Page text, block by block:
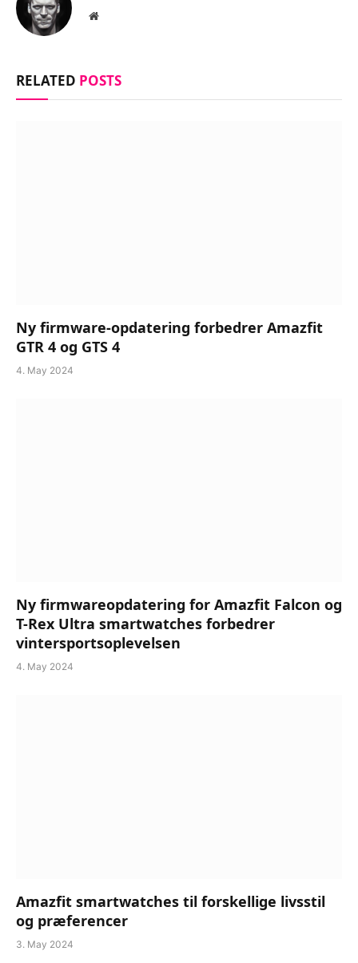
Website
RELATED POSTS
Ny firmware-opdatering forbedrer Amazfit
GTR 4 og GTS 4
4. May 2024
Ny firmwareopdatering for Amazfit Falcon og
T-Rex Ultra smartwatches forbedrer
vintersportsoplevelsen
4. May 2024
Amazfit smartwatches til forskellige livsstil
og præferencer
3. May 2024